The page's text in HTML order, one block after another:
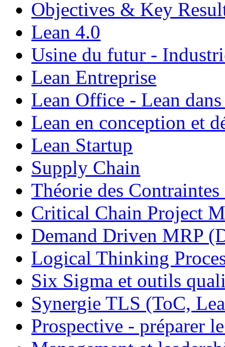
Objectives & Key
Lean 4.0
Usine du futur -
Lean Entreprise
Lean Office - Lean
Lean en conception et
Lean Startup
Supply Chain
Théorie des
Critical Chain Project
Demand Driven MRP
Logical Thinking
Six Sigma et outils
Synergie TLS (ToC,
Prospective - préparer